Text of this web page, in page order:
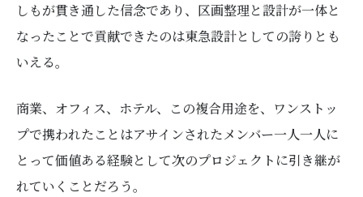
しもが貫き通した信念であり、区画整理と設計が一体と
なったことで貢献できたのは東急設計としての誇りとも
いえる。
商業、オフィス、ホテル、この複合用途を、ワンストッ
プで携われたことはアサインされたメンバー一人一人に
とって価値ある経験として次のプロジェクトに引き継が
れていくことだろう。